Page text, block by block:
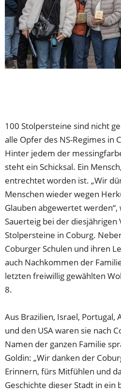
100 Stolpersteine sind nicht
alle Opfer des NS-Regimes in
Hinter jedem der
steht ein Schicksal. Ein
entrechtet worden ist. „Wir
Menschen wieder wegen
Glauben abgewertet
Sauerteig bei der diesjährigen
Stolpersteine in Coburg.
Coburger Schulen und ihren
auch Nachkommen der
letzten freiwillig gewählten
8.
Aus Brazilien, Israel, Portugal,
und den USA waren sie nach
Namen der ganzen Familie
Goldin: „Wir danken der
Erinnern, fürs Mitfühlen und
Geschichte dieser Stadt in ein